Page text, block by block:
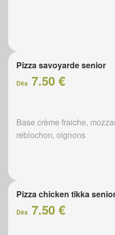
Pizza savoyarde senior
Dès 7.50 €
Base crème fraiche,
reblochon, oignons
Pizza chicken tikka
Dès 7.50 €